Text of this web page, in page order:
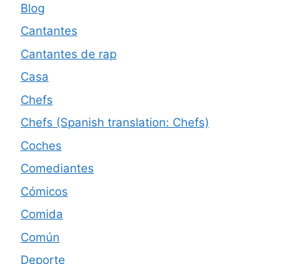
Blog
Cantantes
Cantantes de rap
Casa
Chefs
Chefs (Spanish translation: Chefs)
Coches
Comediantes
Cómicos
Comida
Común
Deporte